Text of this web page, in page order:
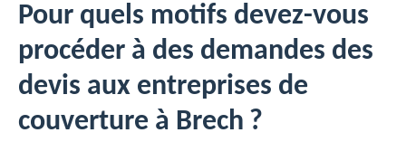
Pour quels motifs devez-vous
procéder à des demandes des
devis aux entreprises de
couverture à Brech ?